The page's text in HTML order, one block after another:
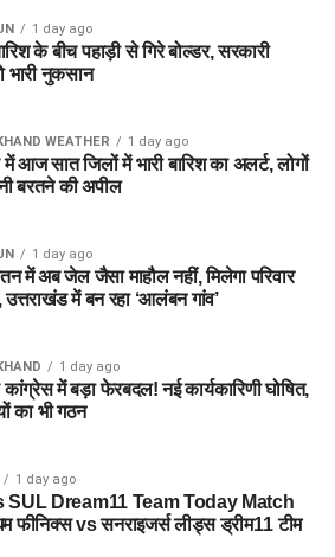
1 day ago
के बीच पहाड़ी से गिरे बोल्डर, सरकारी
भारी नुकसान
WEATHER 1 day ago
आज सात जिलों में भारी बारिश का अलर्ट, लोगों
बरतने की अपील
1 day ago
में अब जेल जैसा माहौल नहीं, मिलेगा परिवार
में बन रहा ‘आलंबन गांव’
1 day ago
में बड़ा फेरबदल! नई कार्यकारिणी घोषित,
का भी गठन
1 day ago
SUL Dream11 Team Today Match
फीनिक्स vs सनराइजर्स लीड्स ड्रीम11 टीम